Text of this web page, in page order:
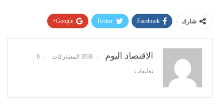
شارك Facebook
Twitter
Google+
الاقتصاد اليوم 3938 المشاركات 0
تعليقات